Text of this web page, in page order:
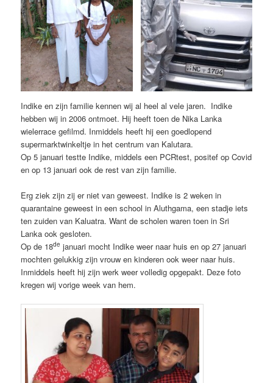
Indike en zijn familie kennen wij al heel al vele jaren. Indike
hebben wij in 2006 ontmoet. Hij heeft toen de Nika Lanka
wielerrace gefilmd. Inmiddels heeft hij een goedlopend
supermarktwinkeltje in het centrum van Kalutara.
Op 5 januari testte Indike, middels een PCRtest, positef op Covid
en op 13 januari ook de rest van zijn familie.
Erg ziek zijn zij er niet van geweest. Indike is 2 weken in
quarantaine geweest in een school in Aluthgama, een stadje iets
ten zuiden van Kaluatra. Want de scholen waren toen in Sri
Lanka ook gesloten.
Op de 18de januari mocht Indike weer naar huis en op 27 januari
mochten gelukkig zijn vrouw en kinderen ook weer naar huis.
Inmiddels heeft hij zijn werk weer volledig opgepakt. Deze foto
kregen wij vorige week van hem.